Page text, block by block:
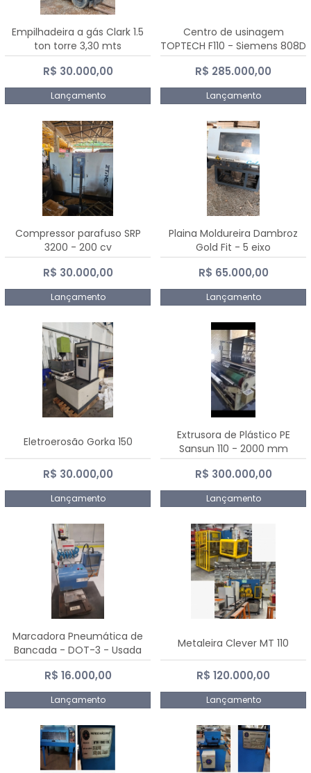
Empilhadeira a gás Clark 1.5
ton torre 3,30 mts
R$ 30.000,00
Lançamento
Centro de usinagem
TOPTECH F110 - Siemens 808D
Advanced
R$ 285.000,00
Lançamento
Compressor parafuso SRP
3200 - 200 cv
R$ 30.000,00
Lançamento
Plaina Moldureira Dambroz
Gold Fit - 5 eixo
R$ 65.000,00
Lançamento
Eletroerosão Gorka 150
R$ 30.000,00
Lançamento
Extrusora de Plástico PE
Sansun 110 - 2000 mm
R$ 300.000,00
Lançamento
Marcadora Pneumática de
Bancada - DOT-3 - Usada
R$ 16.000,00
Lançamento
Metaleira Clever MT 110
R$ 120.000,00
Lançamento